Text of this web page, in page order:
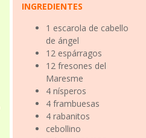
INGREDIENTES
1 escarola de cabello
de ángel
12 espárragos
12 fresones del
Maresme
4 nísperos
4 frambuesas
4 rabanitos
cebollino